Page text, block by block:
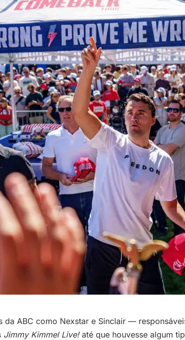
da ABC como Nexstar e Sinclair —
Jimmy Kimmel Live!até que houvesse algum